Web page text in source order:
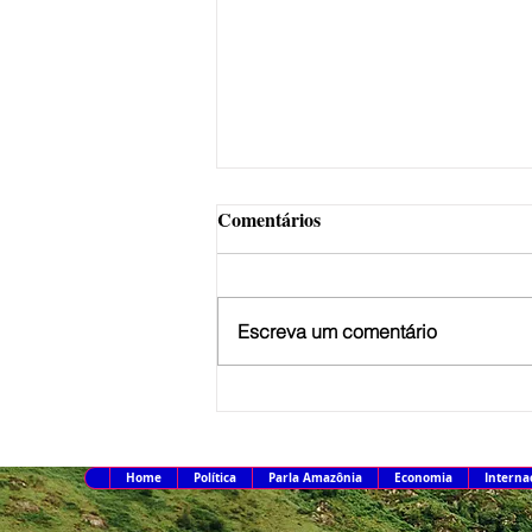
Culturas do Brasil e da China
no Rio
Comentários
Escreva um comentário
Home Política Parla Amazônia Economia